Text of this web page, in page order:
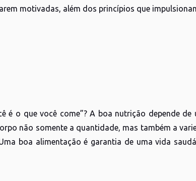
motivadas, além dos princípios que
é o que você come”? A boa nutrição depende
não somente a quantidade, mas também a
boa alimentação é garantia de uma vida